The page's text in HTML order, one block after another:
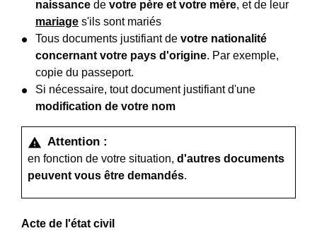
naissance de votre père et votre mère, et de leur
mariage s'ils sont mariés
Tous documents justifiant de votre nationalité
concernant votre pays d'origine. Par exemple,
copie du passeport.
Si nécessaire, tout document justifiant d'une
modification de votre nom
warning Attention :
en fonction de votre situation, d'autres documents
peuvent vous être demandés.
Acte de l'état civil